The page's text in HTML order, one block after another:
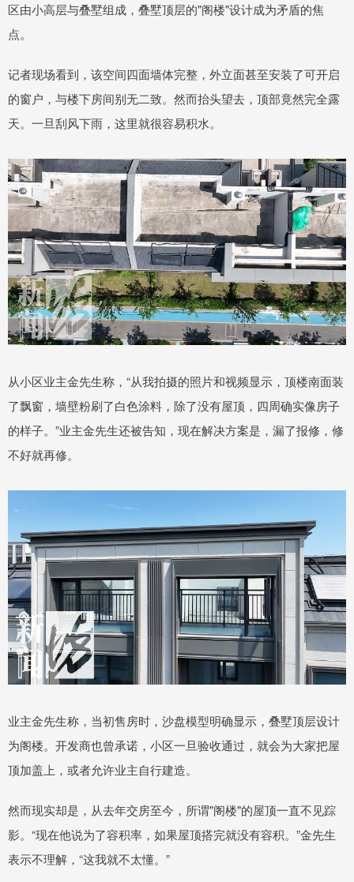
区由小高层与叠墅组成，叠墅顶层的"阁楼"设计成为矛盾的焦
点。
记者现场看到，该空间四面墙体完整，外立面甚至安装了可开启
的窗户，与楼下房间别无二致。然而抬头望去，顶部竟然完全露
天。一旦刮风下雨，这里就很容易积水。
从小区业主金先生称，“从我拍摄的照片和视频显示，顶楼南面装
了飘窗，墙壁粉刷了白色涂料，除了没有屋顶，四周确实像房子
的样子。”业主金先生还被告知，现在解决方案是，漏了报修，修
不好就再修。
业主金先生称，当初售房时，沙盘模型明确显示，叠墅顶层设计
为阁楼。开发商也曾承诺，小区一旦验收通过，就会为大家把屋
顶加盖上，或者允许业主自行建造。
然而现实却是，从去年交房至今，所谓"阁楼"的屋顶一直不见踪
影。“现在他说为了容积率，如果屋顶搭完就没有容积。”金先生
表示不理解，“这我就不太懂。”